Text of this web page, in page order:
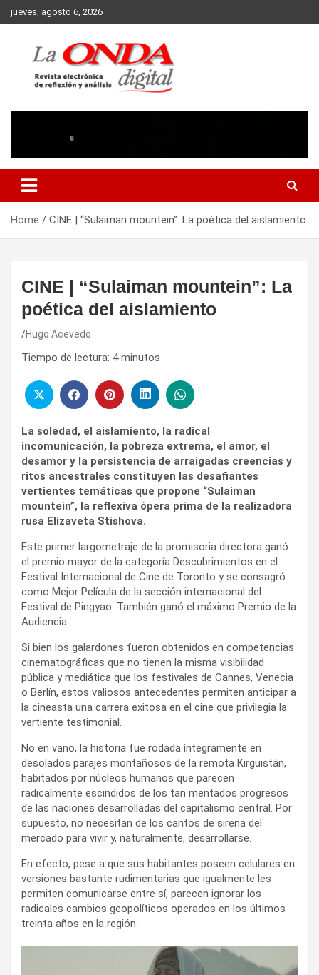
Skip
to
jueves, agosto 6, 2026
Home CINE | “Sulaiman mountein”: La poética del aislamiento
CINE | “Sulaiman mountein”: La
poética del aislamiento
Hugo Acevedo
Tiempo de lectura: 4 minutos
La soledad, el aislamiento, la radical
incomunicación, la pobreza extrema, el amor, el
desamor y la persistencia de arraigadas creencias y
ritos ancestrales constituyen las desafiantes
vertientes temáticas que propone “Sulaiman
mountein”, la reflexiva ópera prima de la realizadora
rusa Elizaveta Stishova.
Este primer largometraje de la promisoria directora ganó
el premio mayor de la categoría Descubrimientos en el
Festival Internacional de Cine de Toronto y se consagró
como Mejor Película de la sección internacional del
Festival de Pingyao. También ganó el máximo Premio de la
Audiencia.
Si bien los galardones fueron obtenidos en competencias
cinematográficas que no tienen la misma visibilidad
pública y mediática que los festivales de Cannes, Venecia
o Berlín, estos valiosos antecedentes permiten anticipar a
la cineasta una carrera exitosa en el cine que privilegia la
vertiente testimonial.
No en vano, la historia fue rodada íntegramente en
desolados parajes montañosos de la remota Kirguistán,
habitados por núcleos humanos que parecen
radicalmente escindidos de los tan mentados progresos
de las naciones desarrolladas del capitalismo central. Por
supuesto, no necesitan de los cantos de sirena del
mercado para vivir y, naturalmente, desarrollarse.
En efecto, pese a que sus habitantes poseen celulares en
versiones bastante rudimentarias que igualmente les
permiten comunicarse entre sí, parecen ignorar los
radicales cambios geopolíticos operados en los últimos
treinta años en la región.